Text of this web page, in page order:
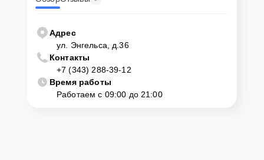
Адрес
ул. Энгельса, д.36
Контакты
+7 (343) 288-39-12
Время работы
Работаем с 09:00 до 21:00